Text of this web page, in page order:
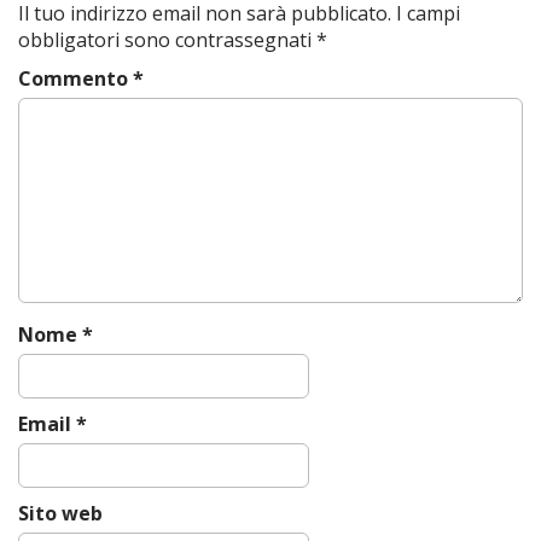
n
a
v
n
Il tuo indirizzo email non sarà pubblicato. I campi
obbligatori sono contrassegnati *
Commento*
Nome *
Email *
Sito web